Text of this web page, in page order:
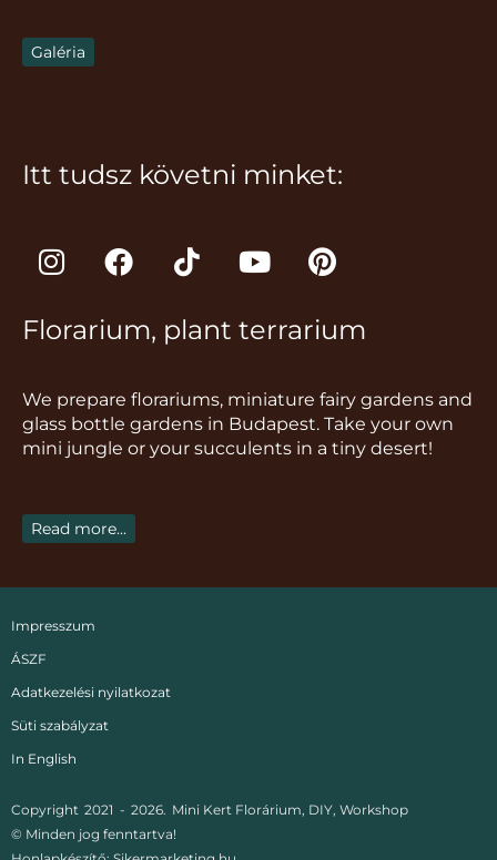
Galéria
Itt tudsz követni minket:
I
n
t
g
r
a
F
a
e
o
o
k
T
i
t
k
Y
o
t
b
e
P
i
t
r
e
s
Florarium, plant terrarium
We prepare florariums, miniature fairy gardens and
glass bottle gardens in Budapest. Take your own
mini jungle or your succulents in a tiny desert!
Read more...
Copyright 2021 - 2026. Mini Kert Florárium, DIY, Workshop
© Minden jog fenntartva!
Impresszum
ÁSZF
Adatkezelési nyilatkozat
Süti szabályzat
In English